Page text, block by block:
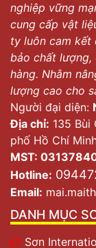
nghiệp vững
cung cấp vật
ty luôn cam kết
bảo chất
hàng. Nhằm
lượng cao cho
Người đại diện:
Địa chỉ: 135 Bùi
phố Hồ Chí
MST:
Hotline:
Email:
DANH MỤC
Sơn